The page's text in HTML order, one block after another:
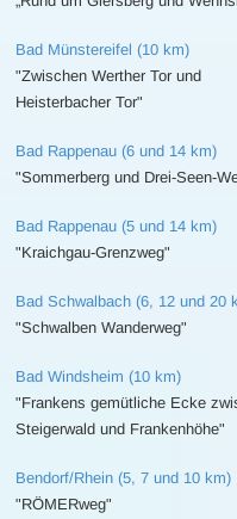
Bad Münstereifel (10 km)
"Zwischen Werther Tor und
Heisterbacher Tor"
Bad Rappenau (6 und 14 km)
"Sommerberg und Drei-Seen-
Bad Rappenau (5 und 14 km)
"Kraichgau-Grenzweg"
Bad Schwalbach (6, 12 und 20
"Schwalben Wanderweg"
Bad Windsheim (10 km)
"Frankens gemütliche Ecke
Steigerwald und Frankenhöhe"
Bendorf/Rhein (5, 7 und 10 km)
"RÖMERweg"